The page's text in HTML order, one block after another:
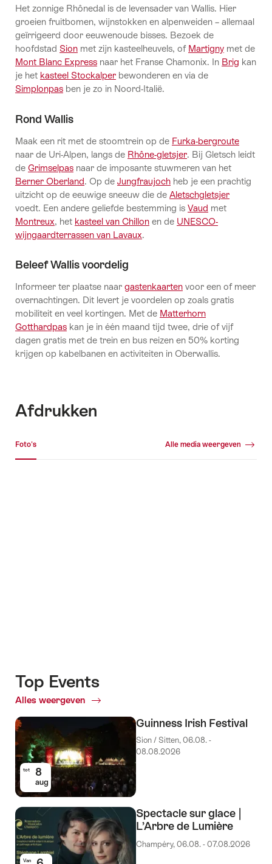
Het zonnige Rhônedal is de levensader van Wallis. Hier
groeien fruitbomen, wijnstokken en alpenweiden – allemaal
geïrrigeerd door eeuwenoude bisses. Bezoek de
hoofdstad Sion met zijn kasteelheuvels, of Martigny met de
Mont Blanc Express naar het Franse Chamonix. In Brig kan
je het kasteel Stockalper bewonderen en via de
Simplonpas ben je zo in Noord-Italië.
Rond Wallis
Maak een rit met de stoomtrein op de Furka-bergroute
naar de Uri-Alpen, langs de Rhône-gletsjer. Bij Gletsch leidt
de Grimselpas naar de imposante stuwmeren van het
Berner Oberland. Op de Jungfraujoch heb je een prachtig
uitzicht op de eeuwige sneeuw die de Aletschgletsjer
voedt. Een andere geliefde bestemming is Vaud met
Montreux, het kasteel van Chillon en de UNESCO-
wijngaardterrassen van Lavaux.
Beleef Wallis voordelig
Informeer ter plaatse naar gastenkaarten voor een of meer
overnachtingen. Dit levert je voordelen op zoals gratis
mobiliteit en veel kortingen. Met de Matterhorn
Gotthardpas kan je in één maand tijd twee, drie of vijf
dagen gratis met de trein en bus reizen en 50% korting
krijgen op kabelbanen en activiteiten in Oberwallis.
Afdrukken
Foto's Alle media weergeven
Top Events
Alles weergeven
Top
tot 8
aug
Guinness Irish Festival
Sion / Sitten, 06.08. -
08.08.2026
Van
Spectacle sur glace |
L’Arbre de Lumière
Champéry, 06.08. - 07.08.2026